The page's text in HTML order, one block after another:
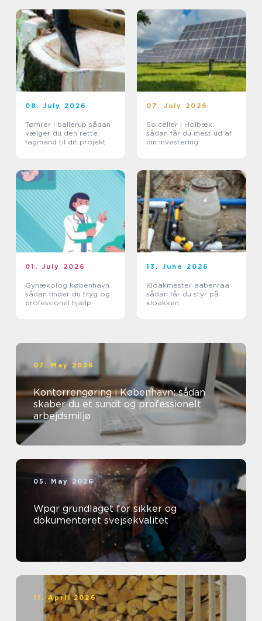
08. July 2026
Tømrer i ballerup sådan
vælger du den rette
fagmand til dit projekt
07. July 2026
Solceller i Holbæk:
sådan får du mest ud af
din investering
01. July 2026
Gynækolog københavn
sådan finder du tryg og
professionel hjælp
13. June 2026
Kloakmester aabenraa
sådan får du styr på
kloakken
07. May 2026
Kontorrengøring i København: sådan
skaber du et sundt og professionelt
arbejdsmiljø
05. May 2026
Wpqr grundlaget for sikker og
dokumenteret svejsekvalitet
11. April 2026